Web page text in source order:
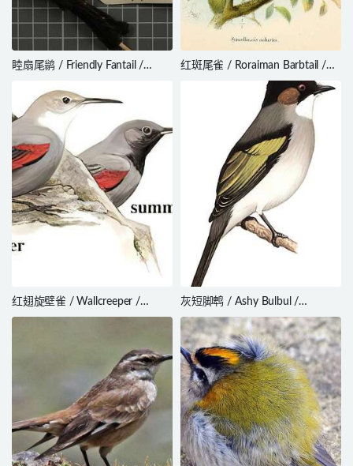
睦扇尾鹟 / Friendly Fantail /
红斑尾雀 / Roraiman Barbtail /
红翅旋壁雀 / Wallcreeper /
Tichodroma muraria
灰短脚鹎 / Ashy Bulbul /
Hemixos flavala